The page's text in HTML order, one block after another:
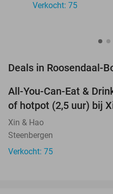
Verkocht: 75
Deals in Roosendaal-
TODAY
All-You-Can-Eat &
of hotpot (2,5 uur) bij
Xin & Hao
Steenbergen
Verkocht: 75